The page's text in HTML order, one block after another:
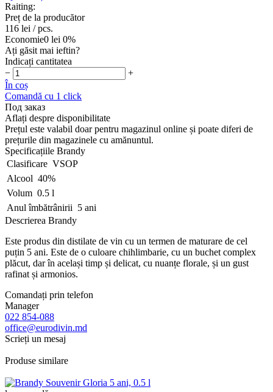
Raiting:
Preț de la producător
116 lei / pcs.
Economie0 lei 0%
Ați găsit mai ieftin?
Indicați cantitatea
−
+
În coș
Comandă cu 1 click
Под заказ
Aflați despre disponibilitate
Prețul este valabil doar pentru magazinul online și poate diferi de
prețurile din magazinele cu amănuntul.
Specificațiile Brandy
Clasificare VSOP
Alcool 40%
Volum 0.5 l
Anul îmbătrânirii 5 ani
Descrierea Brandy
Este produs din distilate de vin cu un termen de maturare de cel
puțin 5 ani. Este de o culoare chihlimbarie, cu un buchet complex
plăcut, dar în același timp și delicat, cu nuanțe florale, și un gust
rafinat și armonios.
Comandați prin telefon
Manager
022 854-088
office@eurodivin.md
Scrieți un mesaj
Produse similare